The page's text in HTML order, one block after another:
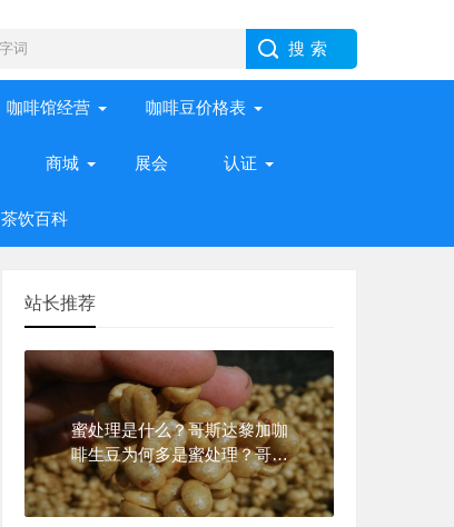
咖啡馆经营 咖啡豆价格表
商城 展会 认证
茶饮百科
站长推荐
蜜处理是什么？哥斯达黎加咖
啡生豆为何多是蜜处理？哥斯
达黎加蜜处理瑰夏咖啡的超详
细手冲教程